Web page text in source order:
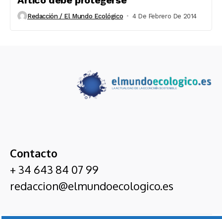
Redacción / El Mundo Ecológico 4 De Febrero De 2014
Contacto
+ 34 643 84 07 99
redaccion@elmundoecologico.es